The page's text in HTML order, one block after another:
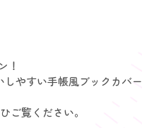
！
やすい手帳風ブックカバー
ご覧ください。